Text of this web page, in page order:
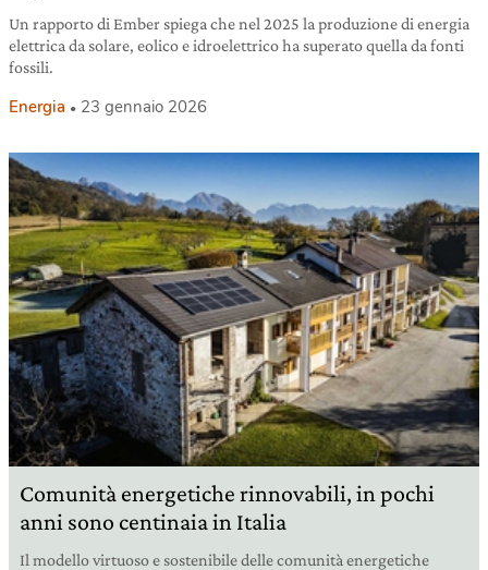
Un rapporto di Ember spiega che nel 2025 la produzione di energia
elettrica da solare, eolico e idroelettrico ha superato quella da fonti
fossili.
Energia 23 gennaio 2026
Comunità energetiche rinnovabili, in pochi
anni sono centinaia in Italia
Il modello virtuoso e sostenibile delle comunità energetiche